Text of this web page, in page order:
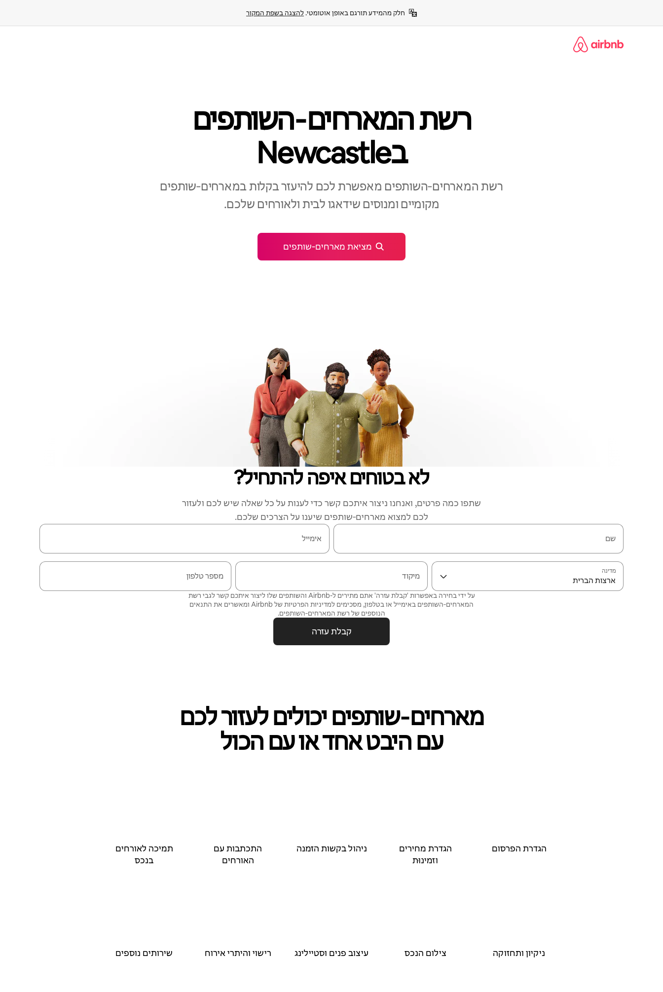
חלק מהמידע תורגם באופן אוטומטי. להצגה בשפת המקור
רשת המארחים‑השותפים
בNewcastle
רשת המארחים‑השותפים מאפשרת לכם להיעזר בקלות במארחים‑שותפים
מקומיים ומנוסים שידאגו לבית ולאורחים שלכם.
מציאת מארחים‑שותפים
לא בטוחים איפה להתחיל?
שתפו כמה פרטים, ואנחנו ניצור איתכם קשר כדי לענות על כל שאלה שיש לכם ולעזור
לכם למצוא מארחים‑שותפים שיענו על הצרכים שלכם.
שם אימייל
מדינה
ארצות הברית מיקוד מספר טלפון
על ידי בחירה באפשרות 'קבלת עזרה' אתם מתירים ל-Airbnb והשותפים שלו ליצור איתכם קשר לגבי רשת
המארחים‑השותפים באימייל או בטלפון, מסכימים למדיניות הפרטיות של Airbnb ומאשרים את
התנאים
הנוספים של רשת המארחים‑השותפים.
קבלת עזרה
מארחים‑שותפים יכולים לעזור לכם
עם היבט אחד או עם הכול
הגדרת הפרסום
הגדרת מחירים
וזמינוּת
ניהול בקשות הזמנה
התכתבות עם
האורחים
תמיכה לאורחים
בנכס
ניקיון ותחזוקה צילום הנכס עיצוב פנים וסטיילינג רישוי והיתרי אירוח שירותים נוספים